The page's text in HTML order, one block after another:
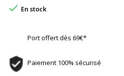
 En stock
Port offert dès 69€*
Paiement 100% sécurisé